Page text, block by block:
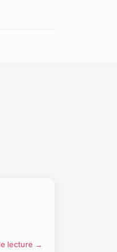
lecture →